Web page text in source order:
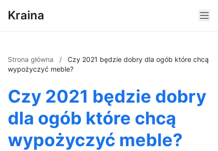
Kraina
Strona główna /
Czy 2021 będzie dobry dla ogób które chcą
wypożyczyć meble?
Czy 2021 będzie dobry
dla ogób które chcą
wypożyczyć meble?